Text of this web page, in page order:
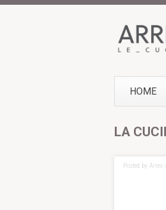
HOME
LA
Posted by Arrex